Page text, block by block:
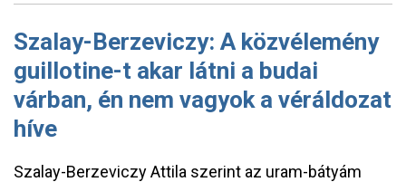
Szalay-Berzeviczy: A közvélemény
guillotine-t akar látni a budai
várban, én nem vagyok a véráldozat
híve
Szalay-Berzeviczy Attila szerint az uram-bátyám